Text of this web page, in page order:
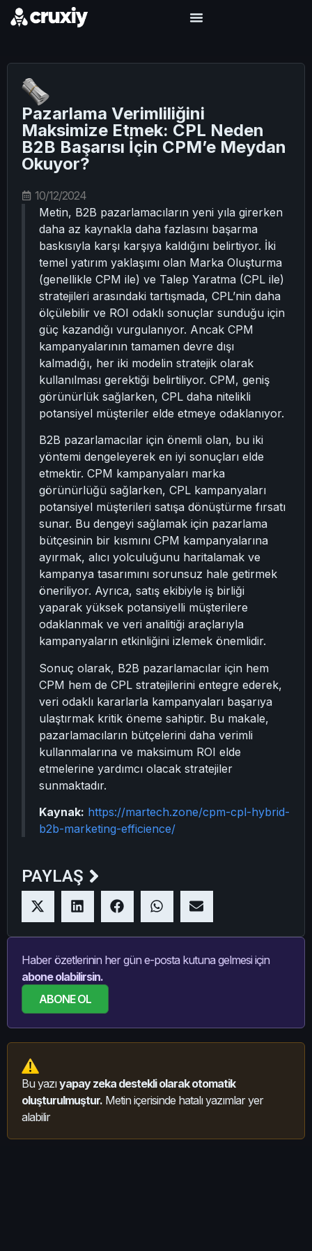
Pazarlama Verimliliğini
Maksimize Etmek: CPL Neden
B2B Başarısı İçin CPM’e Meydan
Okuyor?
10/12/2024
Metin, B2B pazarlamacıların yeni yıla girerken
daha az kaynakla daha fazlasını başarma
baskısıyla karşı karşıya kaldığını belirtiyor. İki
temel yatırım yaklaşımı olan Marka Oluşturma
(genellikle CPM ile) ve Talep Yaratma (CPL ile)
stratejileri arasındaki tartışmada, CPL’nin daha
ölçülebilir ve ROI odaklı sonuçlar sunduğu için
güç kazandığı vurgulanıyor. Ancak CPM
kampanyalarının tamamen devre dışı
kalmadığı, her iki modelin stratejik olarak
kullanılması gerektiği belirtiliyor. CPM, geniş
görünürlük sağlarken, CPL daha nitelikli
potansiyel müşteriler elde etmeye odaklanıyor.
B2B pazarlamacılar için önemli olan, bu iki
yöntemi dengeleyerek en iyi sonuçları elde
etmektir. CPM kampanyaları marka
görünürlüğü sağlarken, CPL kampanyaları
potansiyel müşterileri satışa dönüştürme fırsatı
sunar. Bu dengeyi sağlamak için pazarlama
bütçesinin bir kısmını CPM kampanyalarına
ayırmak, alıcı yolculuğunu haritalamak ve
kampanya tasarımını sorunsuz hale getirmek
öneriliyor. Ayrıca, satış ekibiyle iş birliği
yaparak yüksek potansiyelli müşterilere
odaklanmak ve veri analitiği araçlarıyla
kampanyaların etkinliğini izlemek önemlidir.
Sonuç olarak, B2B pazarlamacılar için hem
CPM hem de CPL stratejilerini entegre ederek,
veri odaklı kararlarla kampanyaları başarıya
ulaştırmak kritik öneme sahiptir. Bu makale,
pazarlamacıların bütçelerini daha verimli
kullanmalarına ve maksimum ROI elde
etmelerine yardımcı olacak stratejiler
sunmaktadır.
Kaynak: https://martech.zone/cpm-cpl-hybrid-
b2b-marketing-efficience/
PAYLAŞ
Haber özetlerinin her gün e-posta kutuna gelmesi için
abone olabilirsin.
ABONE OL
Bu yazıyapay zeka destekli olarak otomatik
oluşturulmuştur. Metin içerisinde hatalı yazımlar yer
alabilir